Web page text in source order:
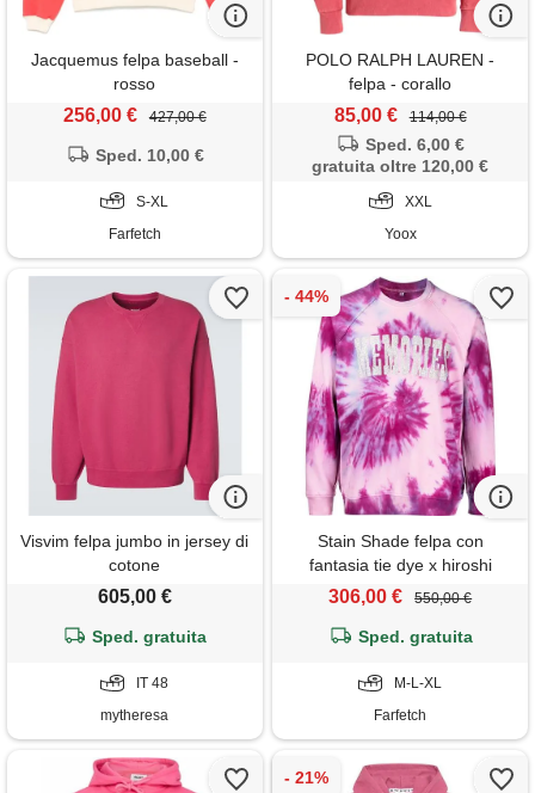
Jacquemus felpa baseball -
rosso
256,00 € 427,00 €
Sped. 10,00 €
S-XL
Farfetch
POLO RALPH LAUREN -
felpa - corallo
85,00 € 114,00 €
Sped. 6,00 €
gratuita oltre 120,00 €
XXL
Yoox
Visvim felpa jumbo in jersey di
cotone
605,00 €
Sped. gratuita
IT 48
mytheresa
Stain Shade felpa con
fantasia tie dye x hiroshi
fujiwara - rosa
306,00 € 550,00 €
Sped. gratuita
M-L-XL
Farfetch